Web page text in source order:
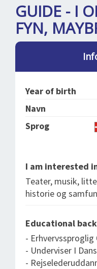
SPLENDID SPOTS
BOOKING
ABOUT US
LOG IND
GUIDE - I
FYN,
Year of birth
Navn
Sprog
I am interested
Teater, musik,
historie og
Educational
-
- Underviser I
-